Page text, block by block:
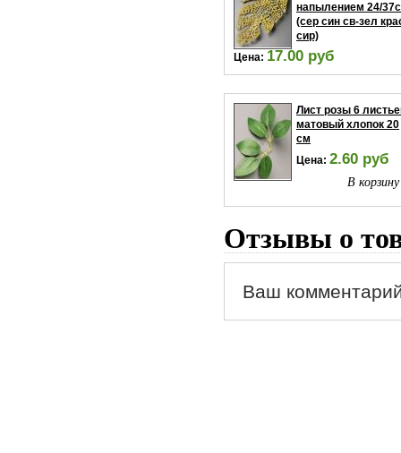
напылением 24/
(сер син св-зел
сир)
Цена: 17.00 руб
В
Лист розы 6
матовый хлопок 20
см
Цена: 2.60 руб
В
Отзывы о
Ваш